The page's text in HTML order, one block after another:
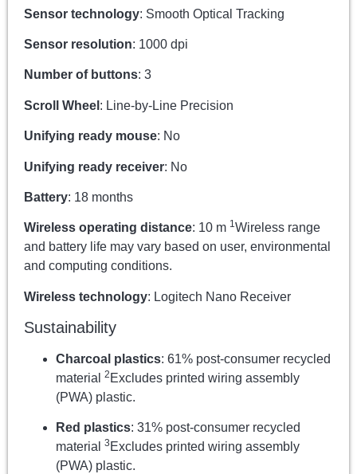
Sensor technology: Smooth Optical Tracking
Sensor resolution: 1000 dpi
Number of buttons: 3
Scroll Wheel : Line-by-Line Precision
Unifying ready mouse: No
Unifying ready receiver: No
Battery: 18 months
Wireless operating distance: 10 m 1Wireless range
and battery life may vary based on user, environmental
and computing conditions.
Wireless technology: Logitech Nano Receiver
Sustainability
Charcoal plastics: 61% post-consumer recycled
material
2 Excludes printed wiring assembly
(PWA) plastic.
Red plastics: 31% post-consumer recycled
material 3 Excludes printed wiring assembly
(PWA) plastic.